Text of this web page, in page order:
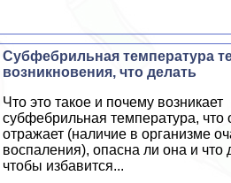
Субфебрильная температура
возникновения, что делать
Что это такое и почему возникает
субфебрильная температура, что
отражает (наличие в организме
воспаления), опасна ли она и что
чтобы избавится...